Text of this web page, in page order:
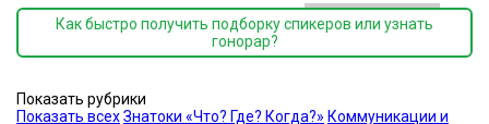
Как быстро получить подборку спикеров или узнать
гонорар?
Показать рубрики
Показать всехЗнатоки «Что? Где? Когда?» Коммуникации и